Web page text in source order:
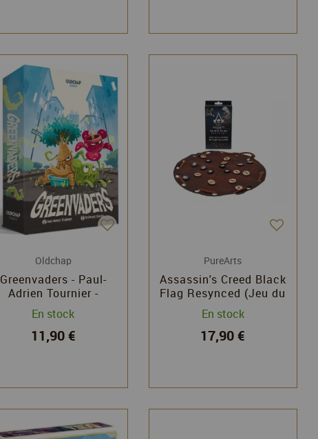
Oldchap
Greenvaders - Paul-
Adrien Tournier -
Oldchap
En stock
11,90 €
PureArts
Assassin's Creed Black
Flag Resynced (Jeu du
moulin)
En stock
17,90 €